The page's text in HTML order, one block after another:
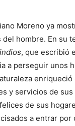
Moreno ya
hombre. En su
, que escribió
a perseguir unos
enriqueció
y servicios de sus
de sus
a entrar por